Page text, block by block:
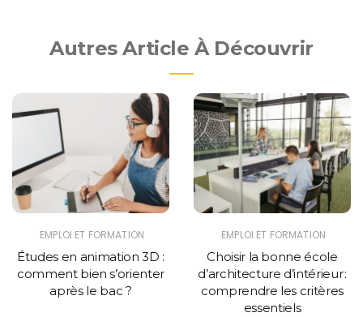
Autres Article À Découvrir
EMPLOI ET FORMATION
Études en animation 3D :
comment bien s’orienter
après le bac ?
EMPLOI ET FORMATION
Choisir la bonne école
d’architecture d’intérieur :
comprendre les critères
essentiels